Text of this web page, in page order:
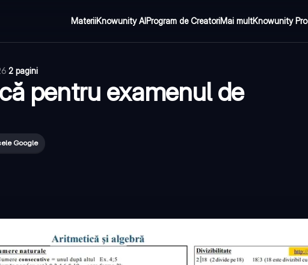
MateriiKnowunity AIProgram de CreatoriMai multKnowunity Pro
·2 pagini
pentru examenul de
Google